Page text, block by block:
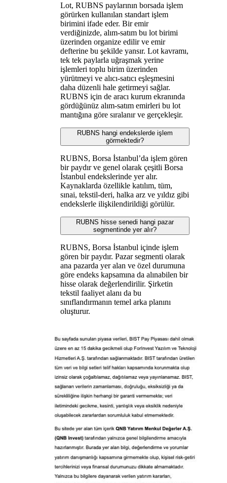
Lot, RUBNS paylarının borsada işlem
görürken kullanılan standart işlem
birimini ifade eder. Bir emir
verdiğinizde, alım-satım bu lot birimi
üzerinden organize edilir ve emir
defterine bu şekilde yansır. Lot kavramı,
tek tek paylarla uğraşmak yerine
işlemleri toplu birim üzerinden
yürütmeyi ve alıcı-satıcı eşleşmesini
daha düzenli hale getirmeyi sağlar.
RUBNS için de aracı kurum ekranında
gördüğünüz alım-satım emirleri bu lot
mantığına göre sıralanır ve gerçekleşir.
RUBNS hangi endekslerde işlem
görmektedir?
RUBNS, Borsa İstanbul’da işlem gören
bir paydır ve genel olarak çeşitli Borsa
İstanbul endekslerinde yer alır.
Kaynaklarda özellikle katılım, tüm,
sınai, tekstil-deri, halka arz ve yıldız gibi
endekslerle ilişkilendirildiği görülür.
RUBNS hisse senedi hangi pazar
segmentinde yer alır?
RUBNS, Borsa İstanbul içinde işlem
gören bir paydır. Pazar segmenti olarak
ana pazarda yer alan ve özel durumuna
göre endeks kapsamına da alınabilen bir
hisse olarak değerlendirilir. Şirketin
tekstil faaliyet alanı da bu
sınıflandırmanın temel arka planını
oluşturur.